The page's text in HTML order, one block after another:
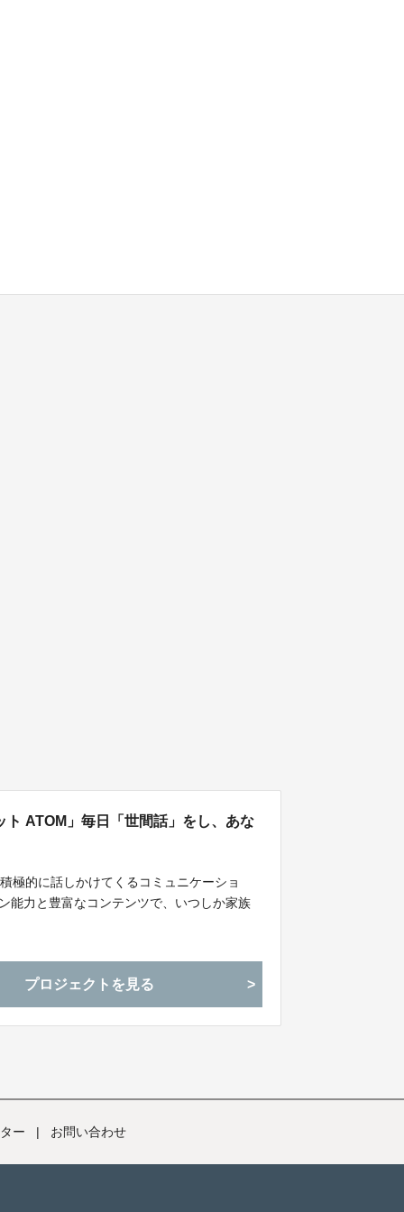
ATOM」毎日「世間話」をし、あな
極的に話しかけてくるコミュニケーショ
能力と豊富なコンテンツで、いつしか家族
プロジェクトを見る
ー | お問い合わせ